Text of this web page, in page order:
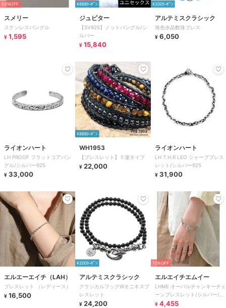
50%OFF
スメリー
ステンレスバングル
¥ 1,595
¥888ｸｰﾎﾟﾝ
ジュピター
【SV925】ノットバングル/シ
ルバー
¥ 15,840
¥200ｸｰﾎﾟﾝ
アルテミスクラシック
海色水晶数珠ブレス
¥ 6,050
ライオンハート
LH PROOF フラットコアバン
グル/シルバー925
¥ 33,000
¥888ｸｰﾎﾟﾝ
WH1953
【ブレスレット】５連タイプ
¥ 22,000
ライオンハート
LH T.H.R LEO シャープブレス
レット/シルバー925
¥ 31,900
エルエーエイチ（LAH）
ブレスレット （レディース）
¥ 16,500
¥200ｸｰﾎﾟﾝ
アルテミスクラシック
クラシカルフックWオニキスブ
レスレット
¥ 24,200
10%OFF
エルエイチエムイー
LHME オーバルチャンキーチェ
ーンブレスレット/シルバー/サ
ージカルステンレス 金属アレ
¥ 4,455